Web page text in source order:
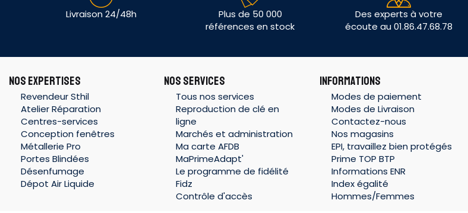
Livraison 24/48h
Plus de 50 000
références en stock
Des experts à votre
écoute au 01.86.47.68.78
NOS EXPERTISES
Revendeur Sthil
Atelier Réparation
Centres-services
Conception fenêtres
Métallerie Pro
Portes Blindées
Désenfumage
Dépot Air Liquide
NOS SERVICES
Tous nos services
Reproduction de clé en
ligne
Marchés et administration
Ma carte AFDB
MaPrimeAdapt'
Le programme de fidélité
Fidz
Contrôle d'accès
INFORMATIONS
Modes de paiement
Modes de Livraison
Contactez-nous
Nos magasins
EPI, travaillez bien protégés
Prime TOP BTP
Informations ENR
Index égalité
Hommes/Femmes